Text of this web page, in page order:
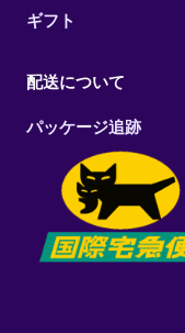
ギフト
配送について
パッケージ追跡